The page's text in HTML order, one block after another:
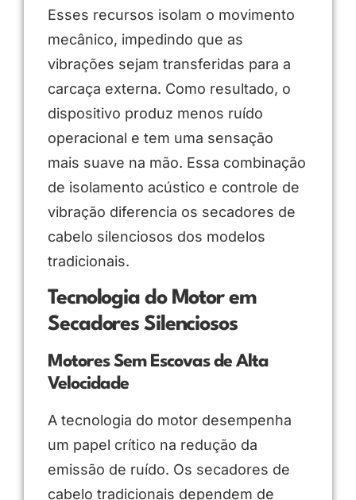
Esses recursos isolam o movimento
mecânico, impedindo que as
vibrações sejam transferidas para a
carcaça externa. Como resultado, o
dispositivo produz menos ruído
operacional e tem uma sensação
mais suave na mão. Essa combinação
de isolamento acústico e controle de
vibração diferencia os secadores de
cabelo silenciosos dos modelos
tradicionais.
Tecnologia do Motor em
Secadores Silenciosos
Motores Sem Escovas de Alta
Velocidade
A tecnologia do motor desempenha
um papel crítico na redução da
emissão de ruído. Os secadores de
cabelo tradicionais dependem de